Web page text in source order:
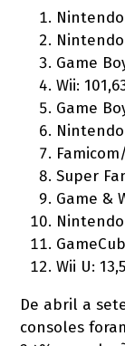
Game
Wii:
Game
Super
Game &
Wii U:
De abril a
consoles